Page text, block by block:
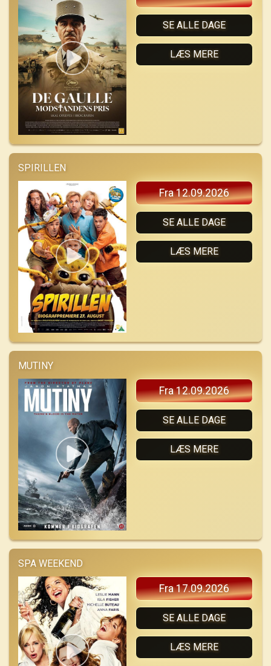
SE ALLE DAGE
LÆS MERE
SPIRILLEN
Fra 12.09.2026
SE ALLE DAGE
LÆS MERE
MUTINY
Fra 12.09.2026
SE ALLE DAGE
LÆS MERE
SPA WEEKEND
Fra 17.09.2026
SE ALLE DAGE
LÆS MERE